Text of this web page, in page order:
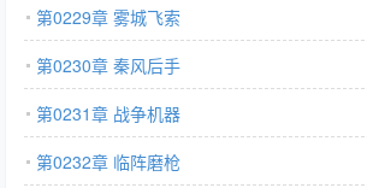
第0229章 雾城飞索
第0230章 秦风后手
第0231章 战争机器
第0232章 临阵磨枪